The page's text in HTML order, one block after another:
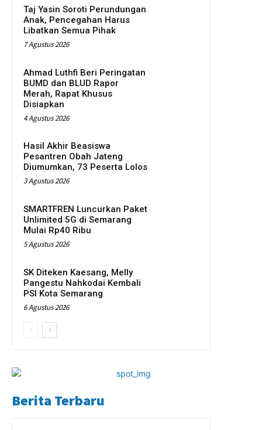
Taj Yasin Soroti Perundungan
Anak, Pencegahan Harus
Libatkan Semua Pihak
7 Agustus 2026
Ahmad Luthfi Beri Peringatan
BUMD dan BLUD Rapor
Merah, Rapat Khusus
Disiapkan
4 Agustus 2026
Hasil Akhir Beasiswa
Pesantren Obah Jateng
Diumumkan, 73 Peserta Lolos
3 Agustus 2026
SMARTFREN Luncurkan Paket
Unlimited 5G di Semarang
Mulai Rp40 Ribu
5 Agustus 2026
SK Diteken Kaesang, Melly
Pangestu Nahkodai Kembali
PSI Kota Semarang
6 Agustus 2026
Berita Terbaru